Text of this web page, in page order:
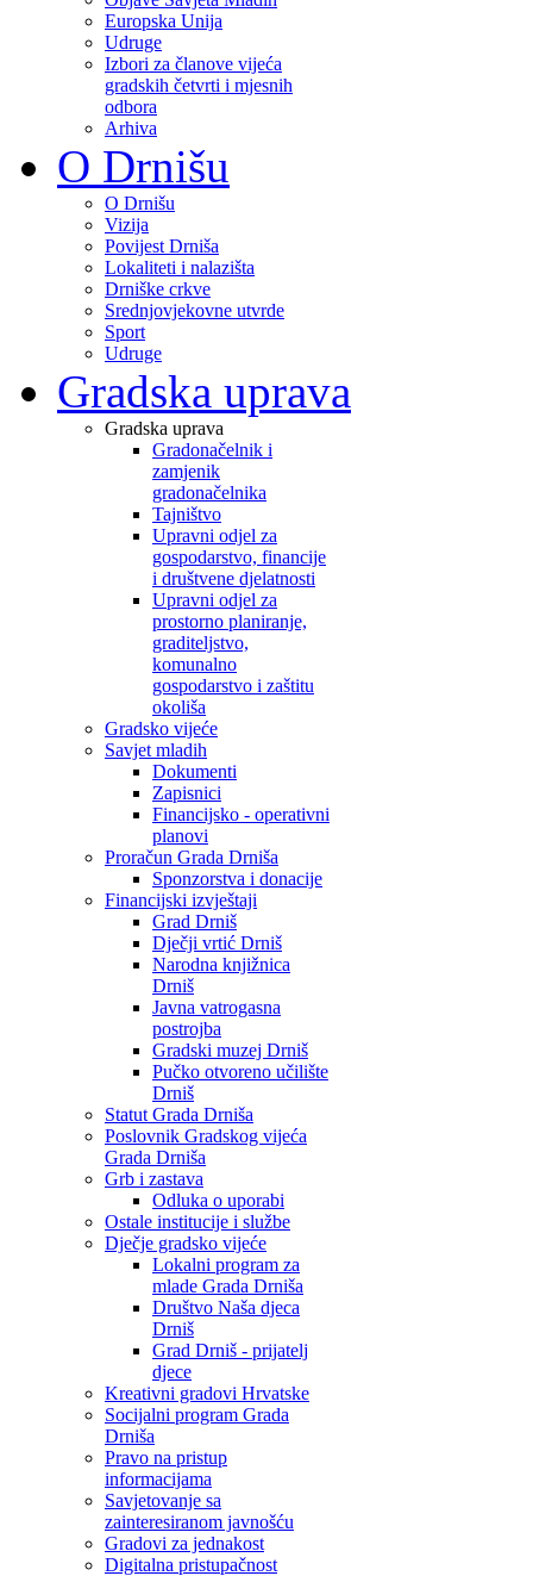
Europska Unija
Udruge
Izbori za članove vijeća
gradskih četvrti i mjesnih
odbora
Arhiva
O Drnišu
O Drnišu
Vizija
Povijest Drniša
Lokaliteti i nalazišta
Drniške crkve
Srednjovjekovne utvrde
Sport
Udruge
Gradska uprava
Gradska uprava
Gradonačelnik i
zamjenik
gradonačelnika
Tajništvo
Upravni odjel za
gospodarstvo, financije
i društvene djelatnosti
Upravni odjel za
prostorno planiranje,
graditeljstvo,
komunalno
gospodarstvo i zaštitu
okoliša
Gradsko vijeće
Savjet mladih
Dokumenti
Zapisnici
Financijsko - operativni
planovi
Proračun Grada Drniša
Sponzorstva i donacije
Financijski izvještaji
Grad Drniš
Dječji vrtić Drniš
Narodna knjižnica
Drniš
Javna vatrogasna
postrojba
Gradski muzej Drniš
Pučko otvoreno učilište
Drniš
Statut Grada Drniša
Poslovnik Gradskog vijeća
Grada Drniša
Grb i zastava
Odluka o uporabi
Ostale institucije i službe
Dječje gradsko vijeće
Lokalni program za
mlade Grada Drniša
Društvo Naša djeca
Drniš
Grad Drniš - prijatelj
djece
Kreativni gradovi Hrvatske
Socijalni program Grada
Drniša
Pravo na pristup
informacijama
Savjetovanje sa
zainteresiranom javnošću
Gradovi za jednakost
Digitalna pristupačnost